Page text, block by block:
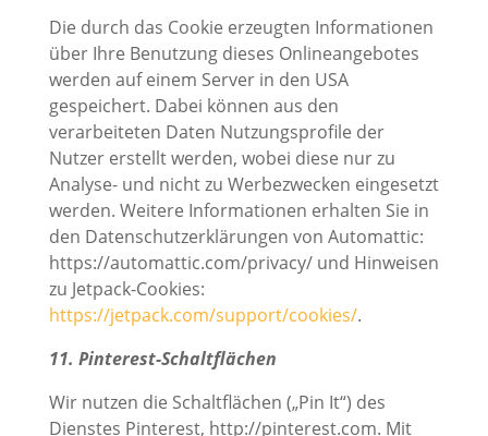
Die durch das Cookie erzeugten Informationen
über Ihre Benutzung dieses Onlineangebotes
werden auf einem Server in den USA
gespeichert. Dabei können aus den
verarbeiteten Daten Nutzungsprofile der
Nutzer erstellt werden, wobei diese nur zu
Analyse- und nicht zu Werbezwecken eingesetzt
werden. Weitere Informationen erhalten Sie in
den Datenschutzerklärungen von Automattic:
https://automattic.com/privacy/ und Hinweisen
zu Jetpack-Cookies:
https://jetpack.com/support/cookies/.
11. Pinterest-Schaltflächen
Wir nutzen die Schaltflächen („Pin It“) des
Dienstes Pinterest, http://pinterest.com. Mit